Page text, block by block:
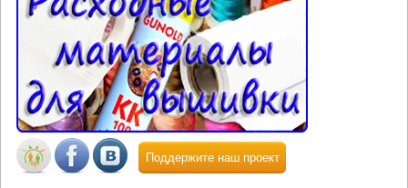
Поддержите наш проект